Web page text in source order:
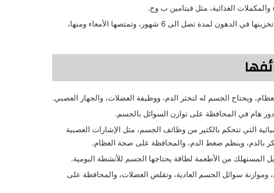
الغذائية، مثل فيتامين ب وج.
الفيتامينات الذائبة داخل الدهون: ويمكن للجسم تخزينها في الدهون لمدة تصل الى 6 شهور، وتمتصها الأمعاء ومنها،
ويحتاج الجسم له لتخثر الدم، ووظيفة العضلات، والجهاز العصبي.
هام في المحافظة على توازن السوائل بالجسم.
التي تتحكم بالكثير من وظائف الجسم، مثل الإشارات العصبية
بالدم، وينظم ضغط الدم، والمحافظة على صحة العظام.
المستهلك من الأطعمة لطاقة يحتاجها الجسم للأنشطة اليومية.
وموازنة سوائل الجسم العادية، وتقلص العضلات، والمحافظة على